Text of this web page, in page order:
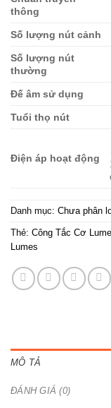
thông
Số lượng nút cảnh
Số lượng nút
thường
Đế âm sử dụng
Tuổi thọ nút
Điện áp hoạt động
Danh mục: Chưa phân
Thẻ: Công Tắc Cơ
Lumes
MÔ TẢ
ĐÁNH GIÁ (0)